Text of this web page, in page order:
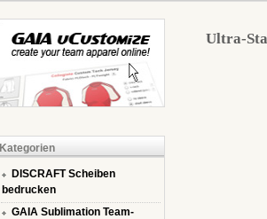
Kategorien
DISCRAFT Scheiben
bedrucken
GAIA Sublimation Team-
Ultra-